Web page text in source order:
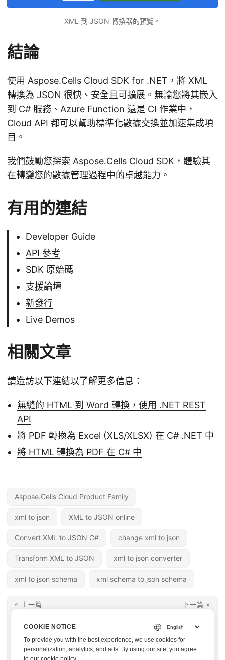
XML 到 JSON 轉換器的預覽。
結論
使用 Aspose.Cells Cloud SDK for .NET，將 XML
轉換為 JSON 很快、安全且可擴展。無論您將其嵌入
到 C# 服務、Azure Function 還是 CI 作業中，
Cloud API 都可以幫助標準化數據交換並加速集成項
目。
我們鼓勵您探索 Aspose.Cells Cloud SDK，體驗其
在轉變您的數據管理過程中的卓越能力。
有用的連結
Developer Guide
API 參考
SDK 原始碼
支援論壇
新發行
Live Demos
相關文章
請造訪以下連結以了解更多信息：
無縫的 HTML 到 Word 轉換，使用 .NET REST
API
將 PDF 轉換為 Excel (XLS/XLSX) 在 C# .NET 中
將 HTML 轉換為 PDF 在 C# 中
Aspose.Cells Cloud Product Family
xml to json XML to JSON online
Convert XML to JSON C# change xml to json
Transform XML to JSON xml to json converter
xml to json schema xml schema to json schema
« 上一篇
為 HTML |
下一篇 »
的 C# – 快速且可靠的
XML 資料匯出
COOKIE NOTICE
To provide you with the best experience, we use cookies for
personalization, analytics, and ads. By using our site, you agree